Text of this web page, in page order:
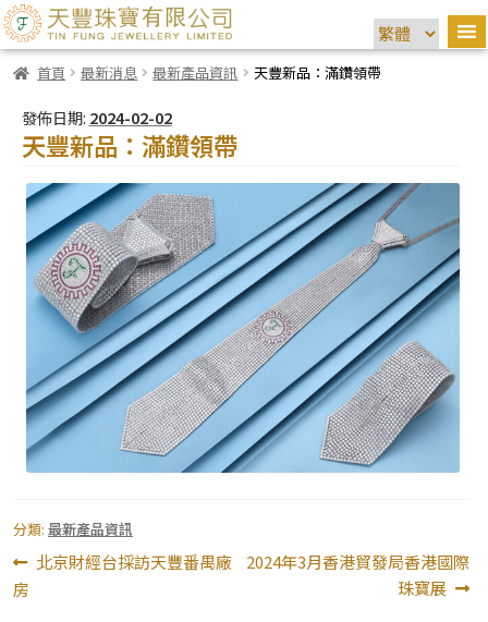
首頁 最新消息 最新產品資訊 天豐新品：滿鑽領帶
發佈日期: 2024-02-02
天豐新品：滿鑽領帶
分類: 最新產品資訊
文
章
上
北京財經台採訪天豐番禺廠
房
下
2024年3月香港貿發局香港國際
珠寶展